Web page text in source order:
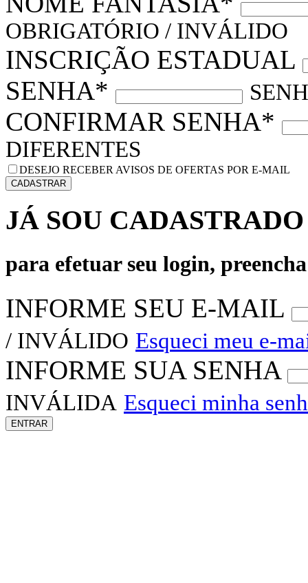
OBRIGATÓRIO / INVÁLIDO
INSCRIÇÃO ESTADUAL
SENHA*
CONFIRMAR SENHA*
DIFERENTES
DESEJO RECEBER AVISOS DE OFERTAS POR E-MAIL
CADASTRAR
JÁ SOU CADASTRADO
para efetuar seu login,
INFORME SEU E-MAIL
/ INVÁLIDO Esqueci meu e-
INFORME SUA SENHA
INVÁLIDA Esqueci minha
ENTRAR